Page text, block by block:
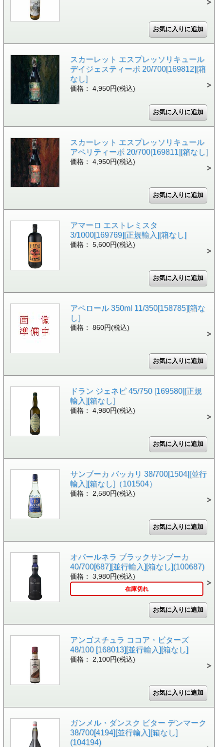
スカーレット エスプレッソリキュール
デイジェスティーボ 20/700[169812][箱
なし]
価格： 4,950円(税込)
スカーレット エスプレッソリキュール
アペリティーボ 20/700[169811][箱なし]
価格： 4,950円(税込)
アマーロ エストレミスタ
3/1000[169769][正規輸入][箱なし]
価格： 5,600円(税込)
アペロール 350ml 11/350[158785][箱な
し]
価格： 860円(税込)
ドラン ジェネピ 45/750 [169580][正規
輸入][箱なし]
価格： 4,980円(税込)
サンブーカ バッカリ 38/700[1504][並行
輸入][箱なし]（101504）
価格： 2,580円(税込)
オパールネラ ブラックサンブーカ
40/700[687][並行輸入][箱なし](100687)
価格： 3,980円(税込)
在庫切れ
アンゴスチュラ ココア・ビターズ
48/100 [168013][並行輸入][箱なし]
価格： 2,100円(税込)
ガンメル・ダンスク ビター デンマーク
38/700[4194][並行輸入][箱なし]
(104194)